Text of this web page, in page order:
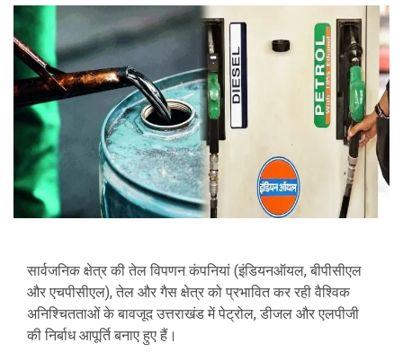
सार्वजनिक क्षेत्र की तेल विपणन कंपनियां (इंडियनऑयल, बीपीसीएल
और एचपीसीएल), तेल और गैस क्षेत्र को प्रभावित कर रही वैश्विक
अनिश्चितताओं के बावजूद उत्तराखंड में पेट्रोल, डीजल और एलपीजी
की निर्बाध आपूर्ति बनाए हुए हैं।